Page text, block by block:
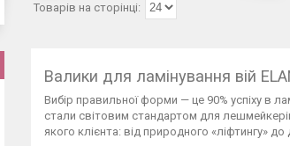
Валики для ламінування вій
Вибір правильної форми — це 90% успіху в
стали світовим стандартом для
якого клієнта: від природного «ліфтингу»